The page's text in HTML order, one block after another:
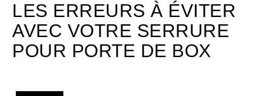
LES ERREURS À ÉVITER
AVEC VOTRE SERRURE
POUR PORTE DE BOX